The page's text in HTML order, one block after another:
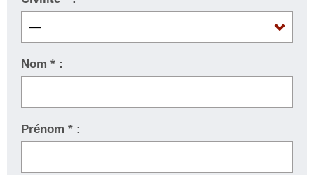
Nom * :
Prénom * :